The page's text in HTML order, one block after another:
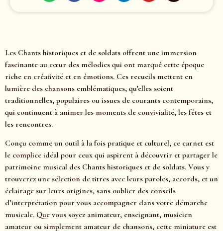
Les Chants historiques et de soldats offrent une immersion
fascinante au cœur des mélodies qui ont marqué cette époque
riche en créativité et en émotions. Ces recueils mettent en
lumière des chansons emblématiques, qu’elles soient
traditionnelles, populaires ou issues de courants contemporains,
qui continuent à animer les moments de convivialité, les fêtes et
les rencontres.
Conçu comme un outil à la fois pratique et culturel, ce carnet est
le complice idéal pour ceux qui aspirent à découvrir et partager le
patrimoine musical des Chants historiques et de soldats. Vous y
trouverez une sélection de titres avec leurs paroles, accords, et un
éclairage sur leurs origines, sans oublier des conseils
d’interprétation pour vous accompagner dans votre démarche
musicale. Que vous soyez animateur, enseignant, musicien
amateur ou simplement amateur de chansons, cette miniature est